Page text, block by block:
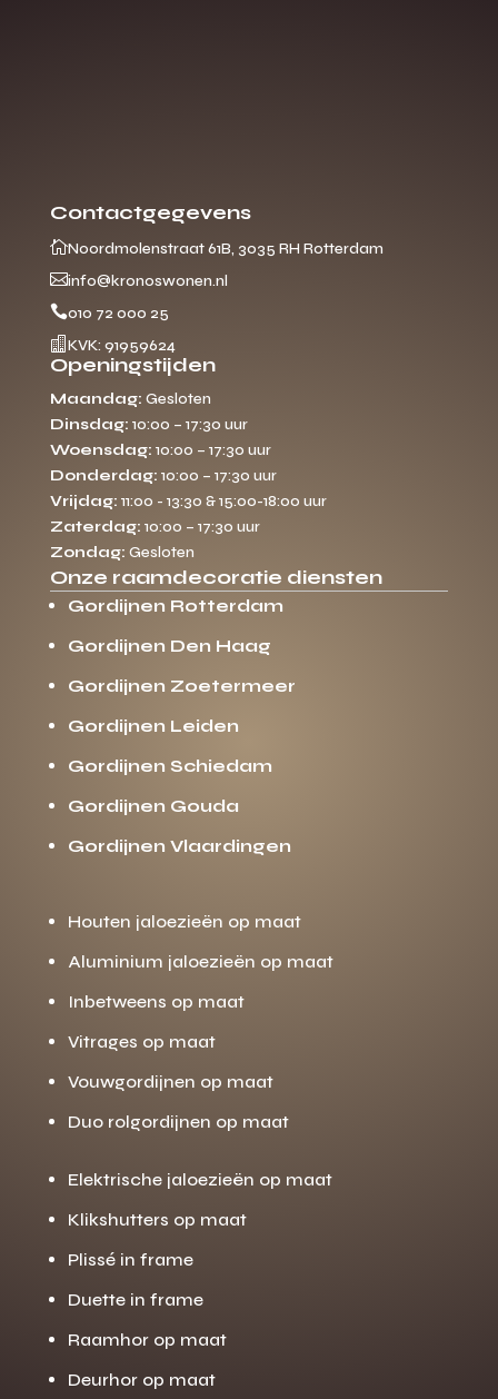
Contactgegevens
Noordmolenstraat 61B, 3035 RH Rotterdam
info@kronoswonen.nl
010 72 000 25
 KVK: 91959624
Openingstijden
Maandag: Gesloten
Dinsdag: 10:00 – 17:30 uur
Woensdag: 10:00 – 17:30 uur
Donderdag: 10:00 – 17:30 uur
Vrijdag: 11:00 - 13:30 & 15:00-18:00 uur
Zaterdag: 10:00 – 17:30 uur
Zondag: Gesloten
Onze raamdecoratie diensten
Gordijnen Rotterdam
Gordijnen Den Haag
Gordijnen Zoetermeer
Gordijnen Leiden
Gordijnen Schiedam
Gordijnen Gouda
Gordijnen Vlaardingen
Houten jaloezieën op maat
Aluminium jaloezieën op maat
Inbetweens op maat
Vitrages op maat
Vouwgordijnen op maat
Duo rolgordijnen op maat
Elektrische jaloezieën op maat
Klikshutters op maat
Plissé in frame
Duette in frame
Raamhor op maat
Deurhor op maat